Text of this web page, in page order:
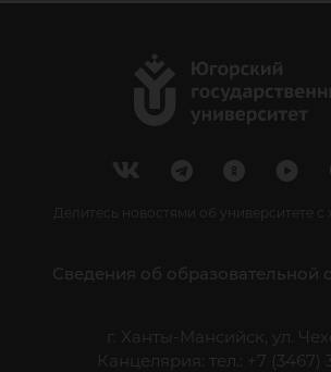
Делитесь новостями об университете с
Сведения об образовательной
г. Ханты-Мансийск, ул.
Канцелярия: тел.: +7 (3467)